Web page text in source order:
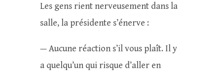
Les gens rient nerveusement dans la
salle, la présidente s’énerve :
— Aucune réaction s’il vous plaît. Il y
a quelqu’un qui risque d’aller en